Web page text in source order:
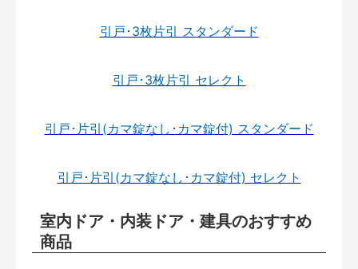
引戸･3枚片引 スタンダード
引戸･3枚片引 セレクト
引戸･片引(カマ錠なし･カマ錠付) スタンダード
引戸･片引(カマ錠なし･カマ錠付) セレクト
室内ドア・内装ドア・建具のおすすめ
商品